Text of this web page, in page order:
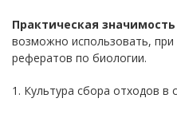
Практическая значимость
возможно использовать, при
рефератов по биологии.
1. Культура сбора отходов в